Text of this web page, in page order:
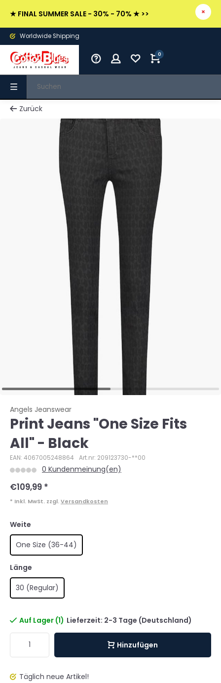
★ FINAL SUMMER SALE - 30% - 70% ★ >>
Worldwide Shipping
0
Zurück
Angels Jeanswear
Print Jeans "One Size Fits
All" - Black
EAN: 4067005248864 Art.nr: 209123730-**00
0 Kundenmeinung(en)
€109,99 *
* Inkl. MwSt. zzgl. Versandkosten
Weite
One Size (36-44)
Länge
30 (Regular)
Auf Lager (1) Lieferzeit: 2-3 Tage (Deutschland)
Hinzufügen
Täglich neue Artikel!